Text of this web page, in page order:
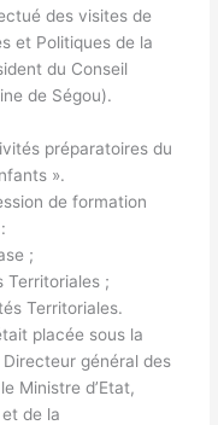
des visites de
et Politiques de la
du Conseil
de Ségou).
préparatoires du
».
de formation
;
Territoriales ;
Territoriales.
placée sous la
général des
Ministre d’Etat,
de la